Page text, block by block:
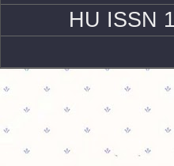
HU ISSN